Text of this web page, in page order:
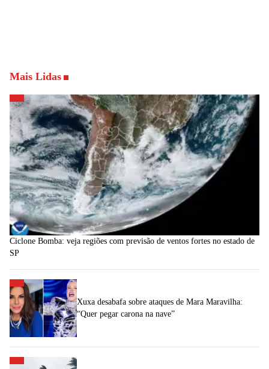
Mais Lidas
Ciclone Bomba: veja regiões com previsão de ventos fortes no estado de
SP
Xuxa desabafa sobre ataques de Mara Maravilha:
“Quer pegar carona na nave”